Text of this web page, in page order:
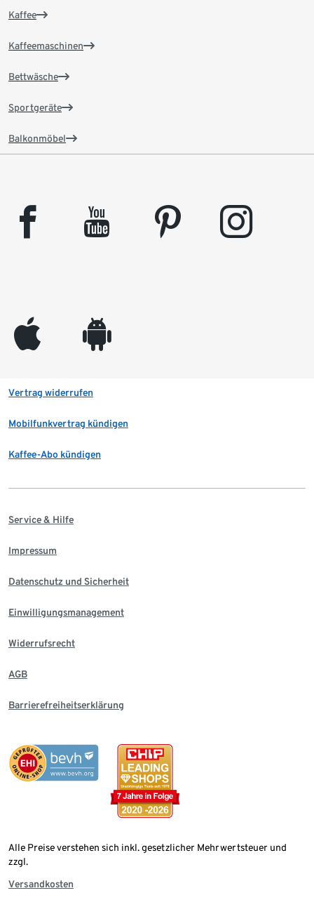
Kaffee
Kaffeemaschinen
Bettwäsche
Sportgeräte
Balkonmöbel
facebook youtube pinterest instagram
appleinc android
Vertrag widerrufen
Mobilfunkvertrag kündigen
Kaffee-Abo kündigen
Service & Hilfe
Impressum
Datenschutz und Sicherheit
Einwilligungsmanagement
Widerrufsrecht
AGB
Barrierefreiheitserklärung
Alle Preise verstehen sich inkl. gesetzlicher Mehrwertsteuer und
zzgl.
Versandkosten